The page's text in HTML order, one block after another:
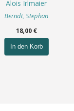
Alois Irlmaier
Berndt, Stephan
18,00 €
In den Korb